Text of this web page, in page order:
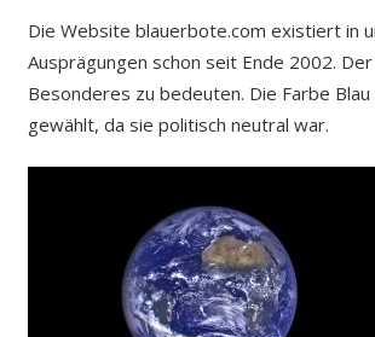
Die Website blauerbote.com existiert in
Ausprägungen schon seit Ende 2002.
Besonderes zu bedeuten. Die Farbe
gewählt, da sie politisch neutral war.